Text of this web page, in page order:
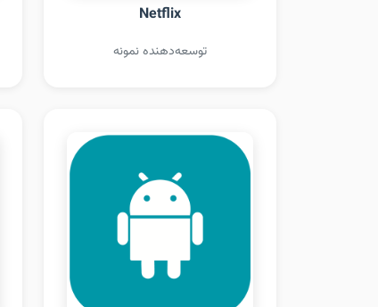
Netflix
توسعه‌دهنده نمونه